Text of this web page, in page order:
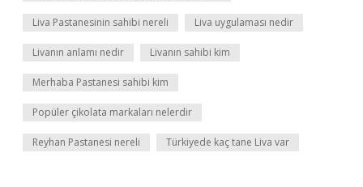
Liva Pastanesinin sahibi nereli Liva uygulaması nedir
Livanın anlamı nedir Livanın sahibi kim
Merhaba Pastanesi sahibi kim
Popüler çikolata markaları nelerdir
Reyhan Pastanesi nereli Türkiyede kaç tane Liva var